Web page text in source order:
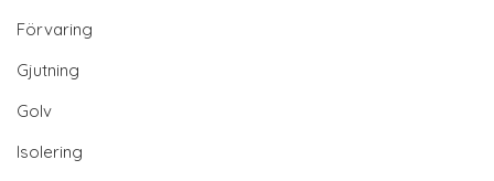
Förvaring
Gjutning
Golv
Isolering